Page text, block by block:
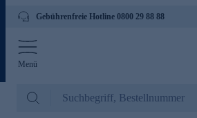
Gebührenfreie Hotline 0800 29 88 88
Menü